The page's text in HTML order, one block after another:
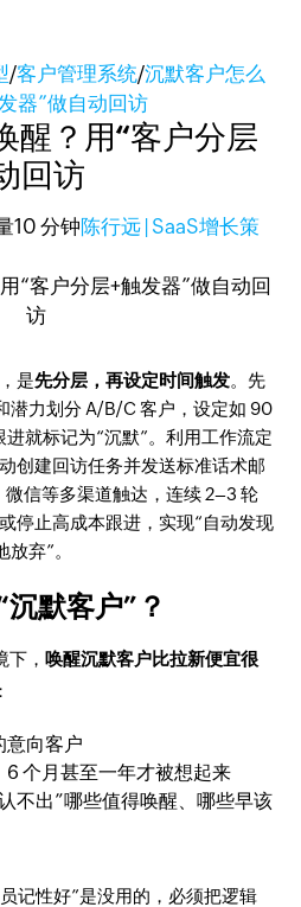
/客户管理系统/沉默客户怎么
器”做自动回访
醒？用“客户分层
回访
10 分钟陈行远 | SaaS增长策
是先分层，再设定时间触发。先
潜力划分 A/B/C 客户，设定如 90
就标记为“沉默”。利用工作流定
创建回访任务并发送标准话术邮
信等多渠道触达，连续 2–3 轮
停止高成本跟进，实现“自动发现
弃”。
默客户”？
， 唤醒沉默客户比拉新便宜很
意向客户
6 个月甚至一年才被想起来
不出”哪些值得唤醒、哪些早该
记性好”是没用的，必须把逻辑